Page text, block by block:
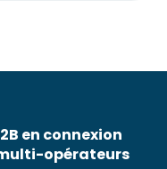
en connexion
opérateurs